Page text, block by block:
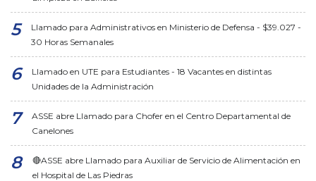
Llamado para Administrativos en Ministerio de Defensa - $39.027 -
30 Horas Semanales
Llamado en UTE para Estudiantes - 18 Vacantes en distintas
Unidades de la Administración
ASSE abre Llamado para Chofer en el Centro Departamental de
Canelones
🔴ASSE abre Llamado para Auxiliar de Servicio de Alimentación en
el Hospital de Las Piedras